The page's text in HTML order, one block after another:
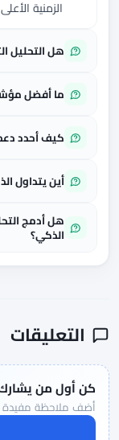
الزمنية
هل التحليل
ما أفضل
كيف أحدد
أين يتداول الذهب
هل أدمج
الذكي؟
التعليقات
كن أول من
أضف ملاحظة مفيدة